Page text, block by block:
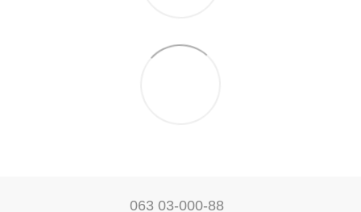
063 03-000-88